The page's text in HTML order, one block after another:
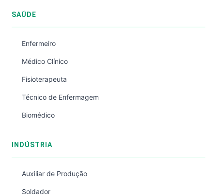
SAÚDE
Enfermeiro
Médico Clínico
Fisioterapeuta
Técnico de Enfermagem
Biomédico
INDÚSTRIA
Auxiliar de Produção
Soldador